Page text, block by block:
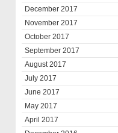
December 2017
November 2017
October 2017
September 2017
August 2017
July 2017
June 2017
May 2017
April 2017